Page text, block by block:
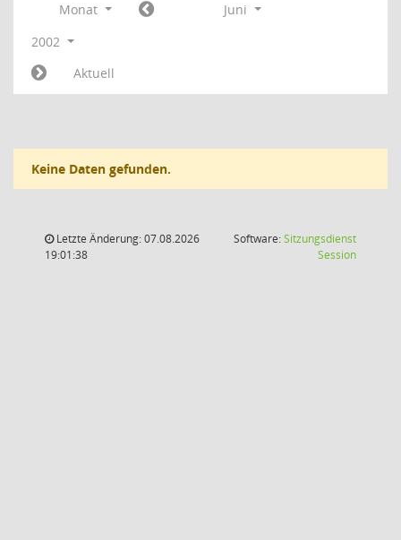
Monat
Juni
2002
Aktuell
Keine Daten gefunden.
Letzte Änderung: 07.08.2026
19:01:38
Software:Sitzungsdienst
Session(Wird in